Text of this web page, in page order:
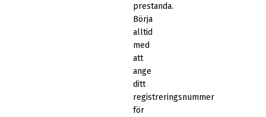
prestanda.
Börja
alltid
med
att
ange
ditt
registreringsnummer
för